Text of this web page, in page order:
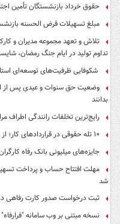
حقوق خرداد بازنشستگان تأمین
مبلغ تسهیلات قرض الحسنه بازنشستگان به ۶۰ میلیون
تلاش و تعهد مجموعه مدیران و
تداوم تولید در ایام جنگ رمضان،
شکوفایی ظرفیت‌های توسعه‌ای
وضعیت حق سنوات و عیدی پس از
بدانند
رایج‌ترین تخلفات رانندگی اطراف
۱۰ تله حقوقی در قراردادهای کار؛ از بیمه اجباری تا سفیدامضاء خطرناک
جایزه‌های میلیونی بانک رفاه
شد
ثبت درخواست صدور کارت رفاهی
نسخه مبتنی بر وب سامانه